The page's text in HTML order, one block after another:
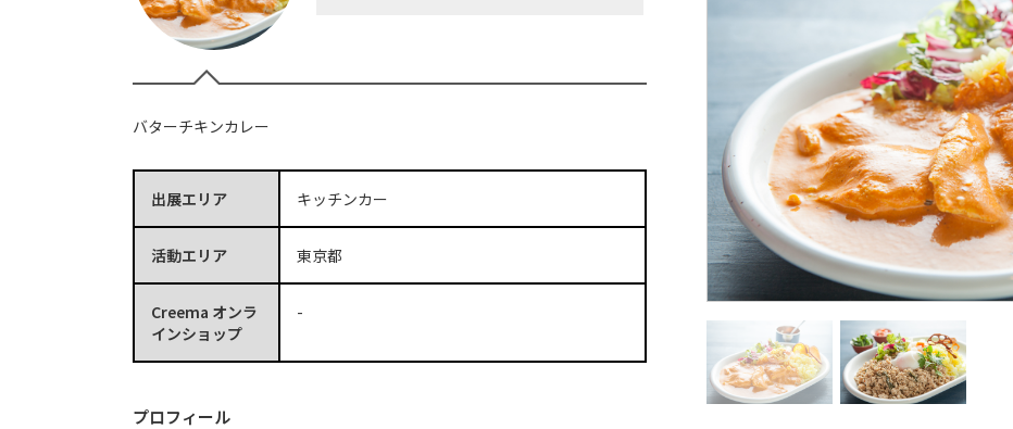
バターチキンカレー
出展エリア キッチンカー
活動エリア 東京都
Creema オンラ
インショップ
-
プロフィール